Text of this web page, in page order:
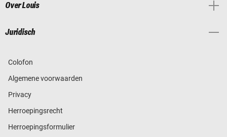
Over Louis
Juridisch
Colofon
Algemene voorwaarden
Privacy
Herroepingsrecht
Herroepingsformulier